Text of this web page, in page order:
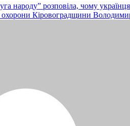
народу” розповіла, чому
охорони Кіровоградщини